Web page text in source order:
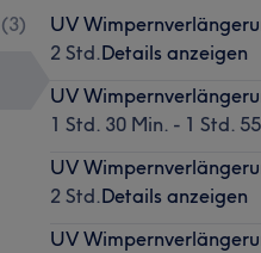
(3)
UV
2 Std.Details anzeigen
UV
1 Std. 30 Min. - 1 Std.
UV
2 Std.Details anzeigen
UV